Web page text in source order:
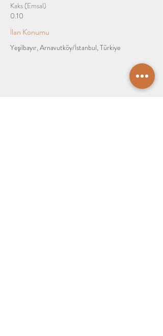
Kaks (Emsal)
0.10
İlan Konumu
Yeşilbayır, Arnavutköy/İstanbul, Türkiye